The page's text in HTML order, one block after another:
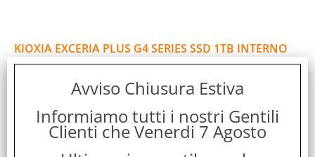
KIOXIA EXCERIA PLUS G4 SERIES SSD 1TB INTERNO
M.2 2280 NVMe PCI EXPRESS 5.0 x 4 3D BiCS Flash
Marca:
Avviso Chiusura Estiva
Informiamo tutti i nostri Gentili
Clienti che Venerdi 7 Agosto